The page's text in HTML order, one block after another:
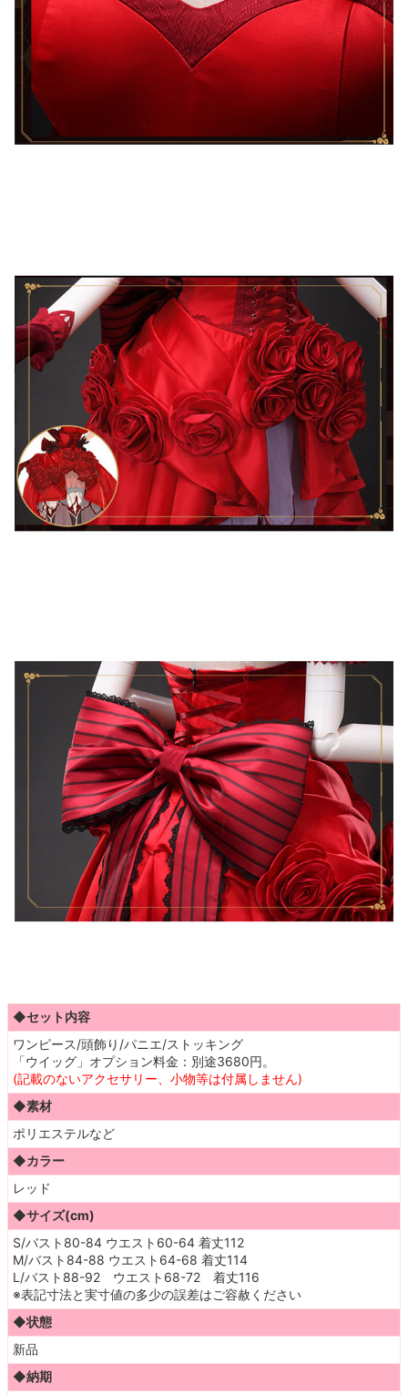
◆セット内容
ワンピース/頭飾り/パニエ/ストッキング
「ウイッグ」オプション料金：別途3680円。
(記載のないアクセサリー、小物等は付属しません)
◆素材
ポリエステルなど
◆カラー
レッド
◆サイズ(cm)
S/バスト80-84 ウエスト60-64 着丈112
M/バスト84-88 ウエスト64-68 着丈114
L/バスト88-92 ウエスト68-72 着丈116
※表記寸法と実寸値の多少の誤差はご容赦ください
◆状態
新品
◆納期